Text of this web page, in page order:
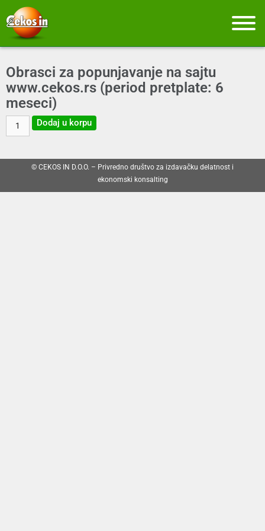
Obrasci za popunjavanje na sajtu
www.cekos.rs (period pretplate: 6
meseci)
Dodaj u korpu
© CEKOS IN D.O.O. – Privredno društvo za izdavačku delatnost i
ekonomski konsalting